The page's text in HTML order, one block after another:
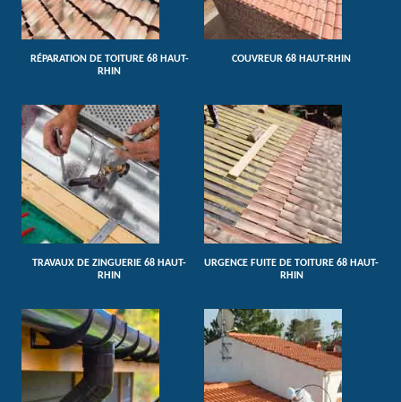
RÉPARATION DE TOITURE 68 HAUT-
RHIN
COUVREUR 68 HAUT-RHIN
TRAVAUX DE ZINGUERIE 68 HAUT-
RHIN
URGENCE FUITE DE TOITURE 68 HAUT-
RHIN